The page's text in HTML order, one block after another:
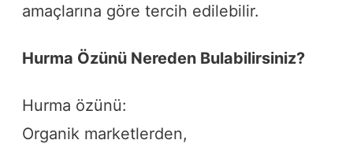
amaçlarına göre tercih edilebilir.
Hurma Özünü Nereden Bulabilirsiniz?
Hurma özünü:
Organik marketlerden,